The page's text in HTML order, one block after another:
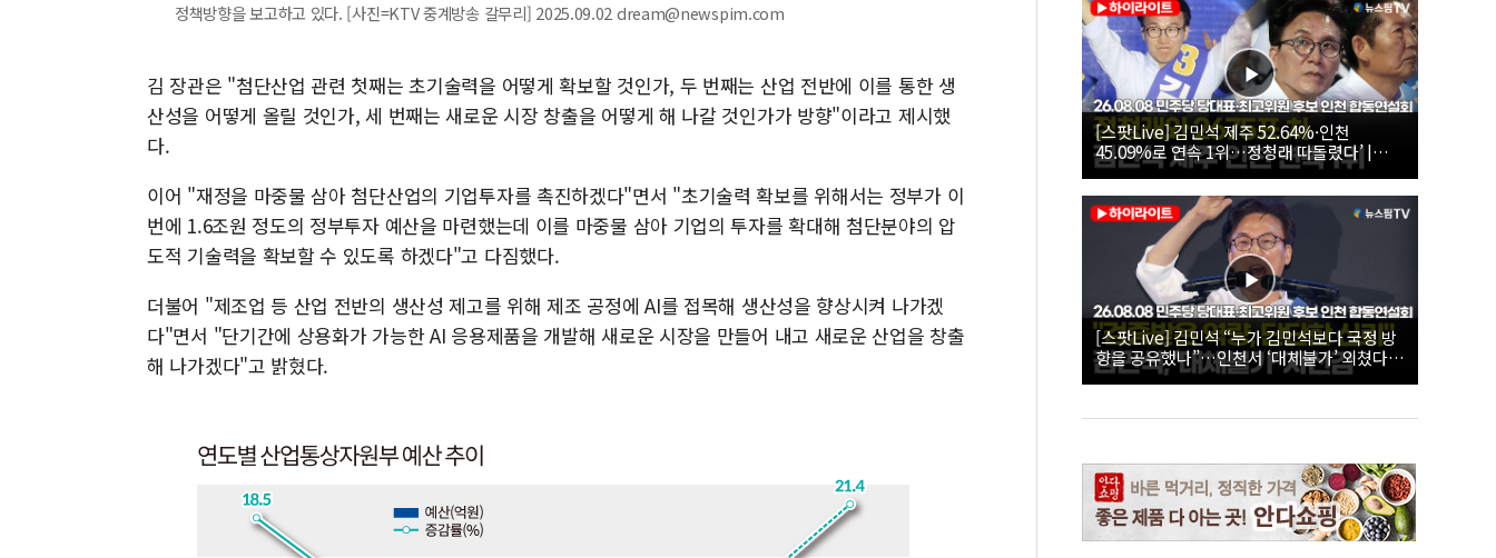
정책방향을 보고하고 있다. [사진=KTV 중계방송 갈무리] 2025.09.02 dream@newspim.com
김 장관은 "첨단산업 관련 첫째는 초기술력을 어떻게 확보할 것인가, 두 번째는 산업 전반에 이를 통한 생
산성을 어떻게 올릴 것인가, 세 번째는 새로운 시장 창출을 어떻게 해 나갈 것인가가 방향"이라고 제시했
다.
이어 "재정을 마중물 삼아 첨단산업의 기업투자를 촉진하겠다"면서 "초기술력 확보를 위해서는 정부가 이
번에 1.6조원 정도의 정부투자 예산을 마련했는데 이를 마중물 삼아 기업의 투자를 확대해 첨단분야의 압
도적 기술력을 확보할 수 있도록 하겠다"고 다짐했다.
더불어 "제조업 등 산업 전반의 생산성 제고를 위해 제조 공정에 AI를 접목해 생산성을 향상시켜 나가겠
다"면서 "단기간에 상용화가 가능한 AI 응용제품을 개발해 새로운 시장을 만들어 내고 새로운 산업을 창출
해 나가겠다"고 밝혔다.
[스팟Live] 김민석 제주 52.64%·인천
45.09%로 연속 1위…정청래 따돌렸다’ |
26.08.08 더불어민주당 당대표·최고위원 후
보 인천 합동연설회
[스팟Live] 김민석 “누가 김민석보다 국정 방
향을 공유했나”…인천서 ‘대체불가’ 외쳤다 |
26.08.08 더불어민주당 당대표·최고위원 후